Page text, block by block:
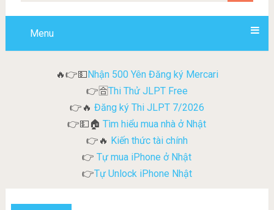
Menu
🔥👉💵Nhận 500 Yên Đăng ký Mercari
👉🈴Thi Thử JLPT Free
👉🔥 Đăng ký Thi JLPT 7/2026
👉💵🏠Tìm hiểu mua nhà ở Nhật
👉🔥 Kiến thức tài chính
👉 Tự mua iPhone ở Nhật
👉Tự Unlock iPhone Nhật